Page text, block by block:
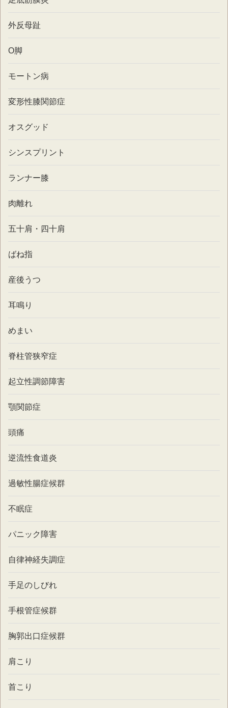
外反母趾
O脚
モートン病
変形性膝関節症
オスグッド
シンスプリント
ランナー膝
肉離れ
五十肩・四十肩
ばね指
産後うつ
耳鳴り
めまい
脊柱管狭窄症
起立性調節障害
顎関節症
頭痛
逆流性食道炎
過敏性腸症候群
不眠症
パニック障害
自律神経失調症
手足のしびれ
手根管症候群
胸郭出口症候群
肩こり
首こり